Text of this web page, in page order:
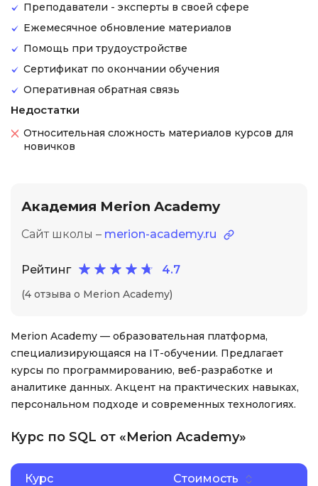
Преподаватели - эксперты в своей сфере
Ежемесячное обновление материалов
Помощь при трудоустройстве
Сертификат по окончании обучения
Оперативная обратная связь
Недостатки
Относительная сложность материалов курсов для
новичков
Академия Merion Academy
Сайт школы – merion-academy.ru
Рейтинг 4.7
(4 отзыва о Merion Academy)
Merion Academy — образовательная платформа,
специализирующаяся на IT-обучении. Предлагает
курсы по программированию, веб-разработке и
аналитике данных. Акцент на практических навыках,
персональном подходе и современных технологиях.
Курс по SQL от «Merion Academy»
Курс Стоимость